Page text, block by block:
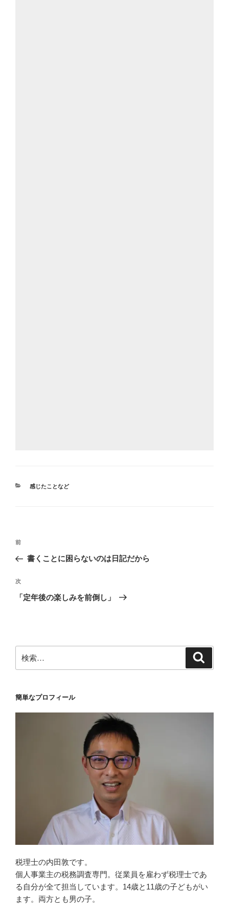
カ
感じたことなど
投
ナ
ビ
ゲ
ン
前
の
稿
前
書くことに困らないのは日記だから
次
の
次
「定年後の楽しみを前倒し」
索:
簡単なプロフィール
税理士の内田敦です。
個人事業主の税務調査専門。従業員を雇わず税理士であ
る自分が全て担当しています。14歳と11歳の子どもがい
ます。両方とも男の子。